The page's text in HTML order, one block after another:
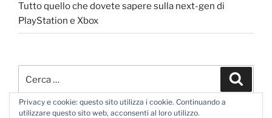
Tutto quello che dovete sapere sulla next-gen di
PlayStation e Xbox
Privacy e cookie: questo sito utilizza i cookie. Continuando a
utilizzare questo sito web, acconsenti al loro utilizzo.